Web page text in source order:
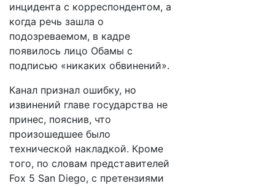
инцидента с корреспондентом, а
когда речь зашла о
подозреваемом, в кадре
появилось лицо Обамы с
подписью «никаких обвинений».
Канал признал ошибку, но
извинений главе государства не
принес, пояснив, что
произошедшее было
технической накладкой. Кроме
того, по словам представителей
Fox 5 San Diego, с претензиями